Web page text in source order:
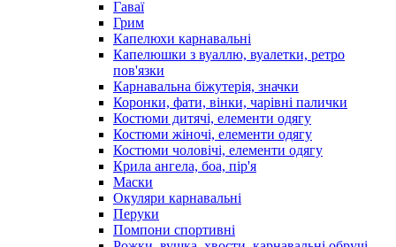
Гаваї
Грим
Капелюхи карнавальні
Капелюшки з вуаллю, вуалетки, ретро
пов'язки
Карнавальна біжутерія, значки
Коронки, фати, вінки, чарівні палички
Костюми дитячі, елементи одягу
Костюми жіночі, елементи одягу
Костюми чоловічі, елементи одягу
Крила ангела, боа, пір'я
Маски
Окуляри карнавальні
Перуки
Помпони спортивні